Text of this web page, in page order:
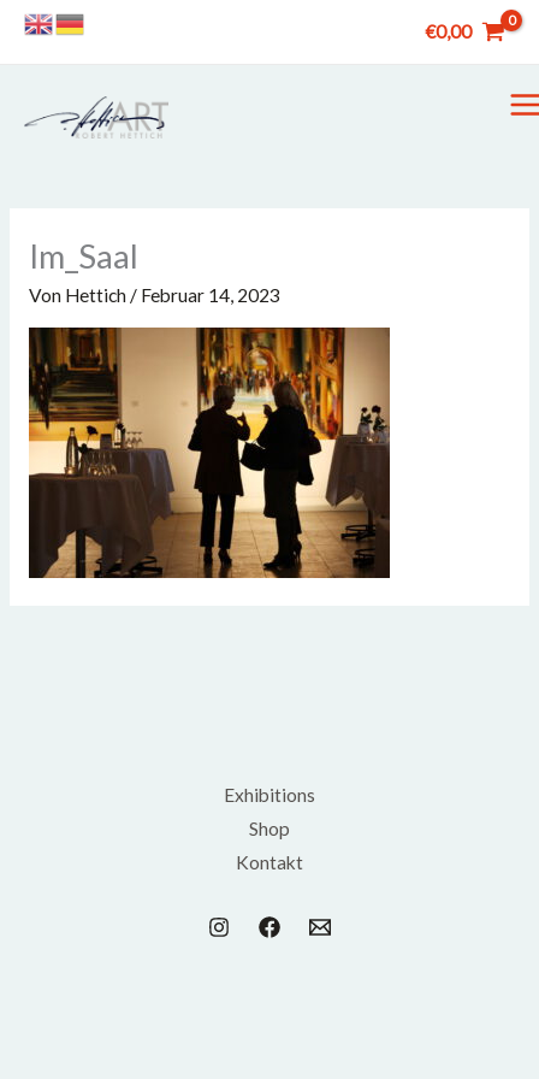
Zum
€0,00
Im_Saal
Von Hettich / Februar 14, 2023
Exhibitions
Shop
Kontakt